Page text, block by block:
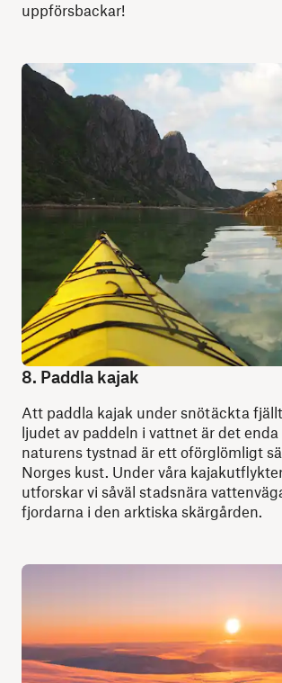
uppförsbackar!
8. Paddla kajak
Att paddla kajak under snötäckta
ljudet av paddeln i vattnet är det
naturens tystnad är ett oförglömligt
Norges kust. Under våra
utforskar vi såväl stadsnära
fjordarna i den arktiska skärgården.